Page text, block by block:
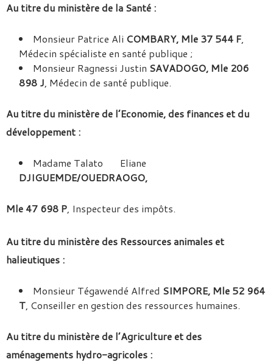
Au titre du ministère de la Santé :
Monsieur Patrice Ali COMBARY, Mle 37 544 F,
Médecin spécialiste en santé publique ;
Monsieur Ragnessi Justin SAVADOGO, Mle 206
898 J, Médecin de santé publique.
Au titre du ministère de l’Economie, des finances et du
développement :
Madame Talato Eliane
DJIGUEMDE/OUEDRAOGO,
Mle 47 698 P, Inspecteur des impôts.
Au titre du ministère des Ressources animales et
halieutiques :
Monsieur Tégawendé Alfred SIMPORE, Mle 52 964
T, Conseiller en gestion des ressources humaines.
Au titre du ministère de l’Agriculture et des
aménagements hydro-agricoles :